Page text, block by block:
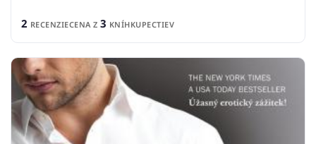
2 RECENZIECENA Z 3 KNÍHKUPECTIEV